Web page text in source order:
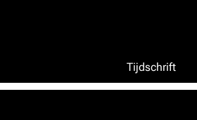
Tijdschrift